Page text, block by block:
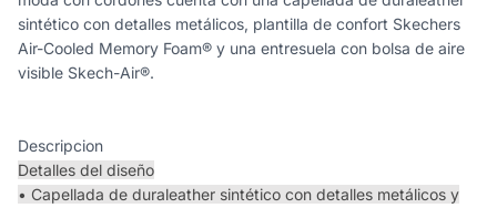
sintético con detalles metálicos, plantilla de confort Skechers
Air-Cooled Memory Foam® y una entresuela con bolsa de aire
visible Skech-Air®.
Descripcion
Detalles del diseño
• Capellada de duraleather sintético con detalles metálicos y